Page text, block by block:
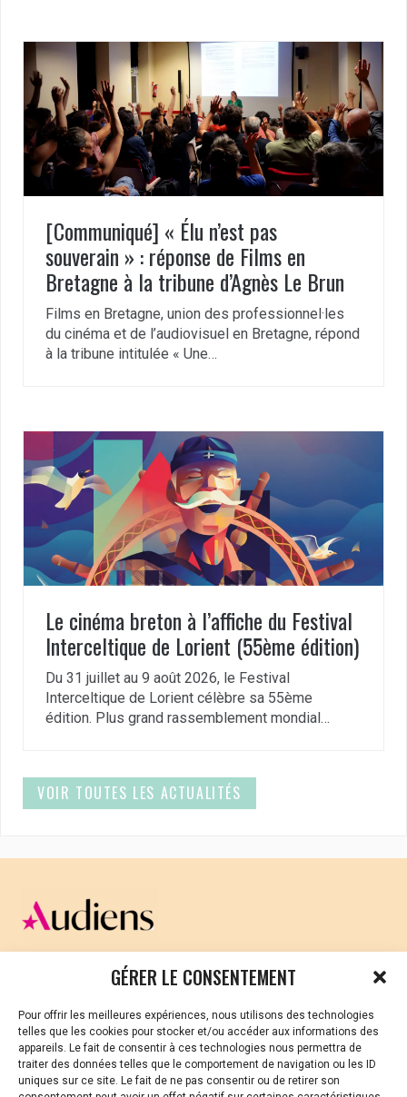
GÉRER LE CONSENTEMENT
Pour offrir les meilleures expériences, nous utilisons des technologies
telles que les cookies pour stocker et/ou accéder aux informations des
appareils. Le fait de consentir à ces technologies nous permettra de
traiter des données telles que le comportement de navigation ou les ID
uniques sur ce site. Le fait de ne pas consentir ou de retirer son
[Communiqué] « Élu n’est pas
souverain » : réponse de Films en
Bretagne à la tribune d’Agnès Le Brun
Films en Bretagne, union des professionnel·les
du cinéma et de l’audiovisuel en Bretagne, répond
à la tribune intitulée « Une…
Le cinéma breton à l’affiche du Festival
Interceltique de Lorient (55ème édition)
Du 31 juillet au 9 août 2026, le Festival
Interceltique de Lorient célèbre sa 55ème
édition. Plus grand rassemblement mondial…
VOIR TOUTES LES ACTUALITÉS
CELLULE D’ÉCOUTE ET DE SOUTIEN PSYCHOLOGIQUE ET
Vous avez été témoin ou vous êtes victime de VSS ? Ou
vous êtes référent·es harcèlement en besoin de soutien
ou d’informations ?